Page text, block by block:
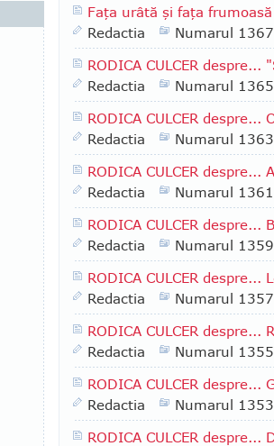
Faţa urâtă şi faţa
Redactia
Numarul 1367
RODICA CULCER
Redactia
Numarul 1365
RODICA CULCER
Redactia
Numarul 1363
RODICA CULCER
Redactia
Numarul 1361
RODICA CULCER
Redactia
Numarul 1359
RODICA CULCER
Redactia
Numarul 1357
RODICA CULCER despre...
Redactia
Numarul 1355
RODICA CULCER
Redactia
Numarul 1353
RODICA CULCER